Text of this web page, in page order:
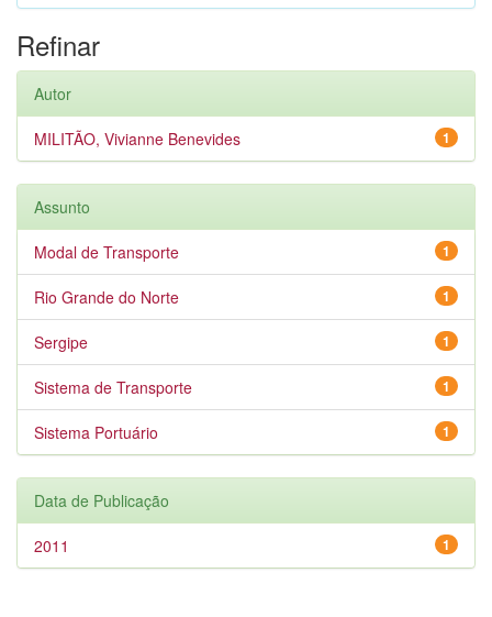
Refinar
Autor
1
MILITÃO, Vivianne Benevides
Assunto
1
Modal de Transporte
1
Rio Grande do Norte
1
Sergipe
1
Sistema de Transporte
1
Sistema Portuário
Data de Publicação
1
2011